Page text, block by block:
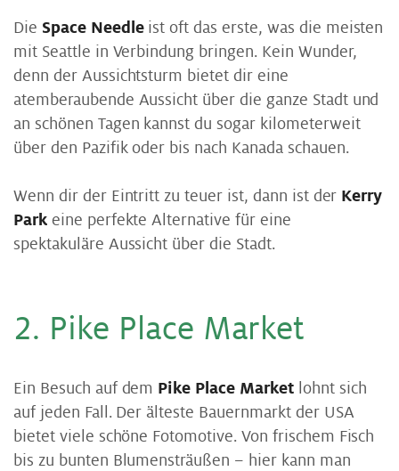
Die Space Needleist oft das erste, was die meisten
mit Seattle in Verbindung bringen. Kein Wunder,
denn der Aussichtsturm bietet dir eine
atemberaubende Aussicht über die ganze Stadt und
an schönen Tagen kannst du sogar kilometerweit
über den Pazifik oder bis nach Kanada schauen.
Wenn dir der Eintritt zu teuer ist, dann ist der Kerry
Parkeine perfekte Alternative für eine
spektakuläre Aussicht über die Stadt.
2. Pike Place Mar­ket
Ein Besuch auf dem Pike Place Marketlohnt sich
auf jeden Fall. Der älteste Bauernmarkt der USA
bietet viele schöne Fotomotive. Von frischem Fisch
bis zu bunten Blumensträußen – hier kann man